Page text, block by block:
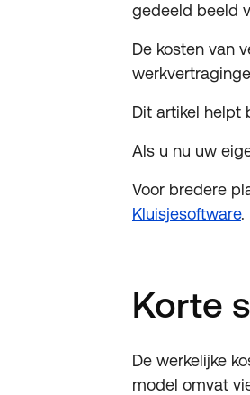
gedeeld beeld
De kosten van
Dit artikel helpt
Als u nu uw
Voor bredere
Kluisjesoftware.
Korte
De werkelijke
model omvat